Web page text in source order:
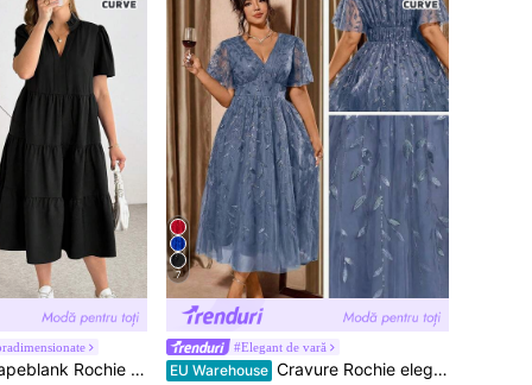
pentru femei, mărimi mari, la modă de primăvară/vară, casual, lejeră, confortabilă, de zi cu zi, simplă, versatilă, de bază, pentru femei, ținute de vară, rochie cu buzunar, rochie elegantă, rochie neagră de bază
7
#Elegant de vară
EU Warehouse Cravure Rochie elegantă de seară roșie, cu decolteu în V, din plasă, cu paiete și tiv cu volane, mărime plus